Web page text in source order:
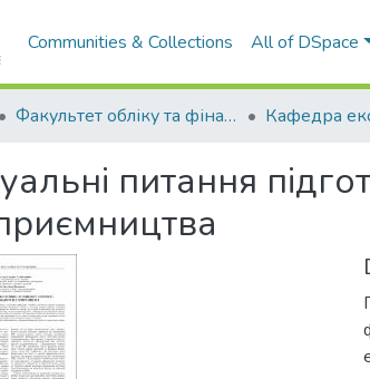
Communities & Collections All of DSpace
Факультет обліку та фінансів
питання